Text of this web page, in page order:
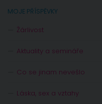
MOJE PŘÍSPĚVKY
Žárlivost
Aktuality a semináře
Co se jinam nevešlo
Láska, sex a vztahy